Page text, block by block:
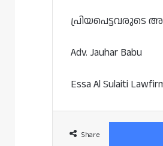
പ്രിയപെട്ടവരുടെ
Adv. Jauhar Babu
Essa Al Sulaiti
Share